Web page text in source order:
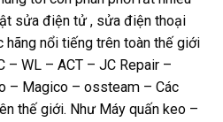
sửa điện tử , sửa điện thoại
hãng nổi tiếng trên toàn thế giới
– WL – ACT – JC Repair –
– Magico – ossteam – Các
thế giới. Như Máy quấn keo –